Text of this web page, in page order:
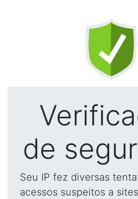
de
Seu IP fez diversas
acessos suspeitos a